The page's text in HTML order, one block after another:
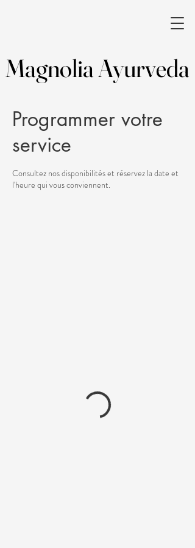
Magnolia Ayurveda
Magnolia Ayurveda
Programmer votre
service
Consultez nos disponibilités et réservez la date et
l'heure qui vous conviennent.